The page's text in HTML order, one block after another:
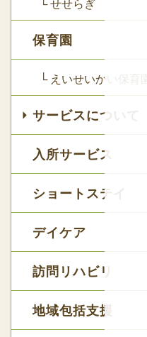
└ せせらぎ
保育園
└ えいせいかい保育園
サービスについて
入所サービス
ショートステイ
デイケア
訪問リハビリ
地域包括支援